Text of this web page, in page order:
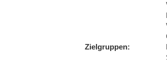
Zielgruppen